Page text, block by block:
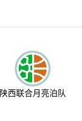
陕西联合月亮泊队